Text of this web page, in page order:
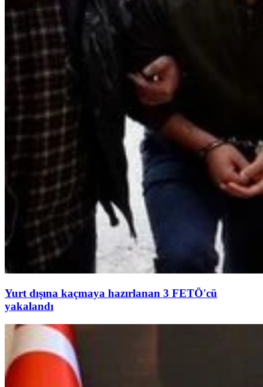
Yurt dışına kaçmaya hazırlanan 3 FETÖ'cü
yakalandı